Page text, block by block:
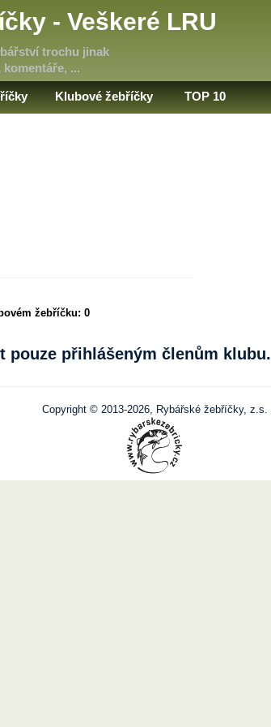
- Veškeré LRU
trochu jinak
...
Klubové žebříčky TOP 10
žebříčku:0
pouze přihlášeným členům klubu.
Copyright © 2013-2026, Rybářské žebříčky, z.s.